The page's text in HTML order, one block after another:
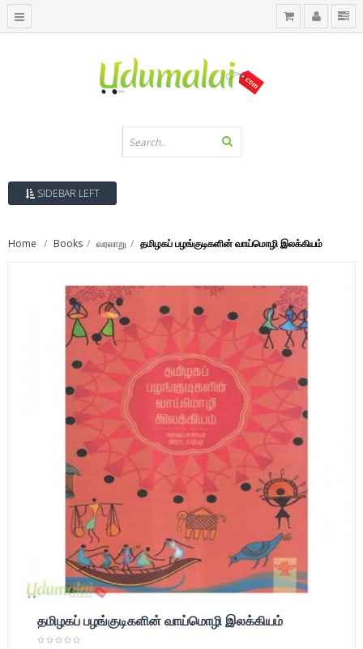
SIDEBAR LEFT
Home Books வரலாறு தமிழகப் பழங்குடிகளின் வாய்மொழி இலக்கியம்
தமிழகப் பழங்குடிகளின் வாய்மொழி இலக்கியம்